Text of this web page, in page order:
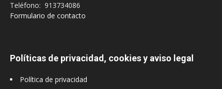
Teléfono: 913734086
Formulario de contacto
Políticas de privacidad, cookies y aviso legal
Política de privacidad